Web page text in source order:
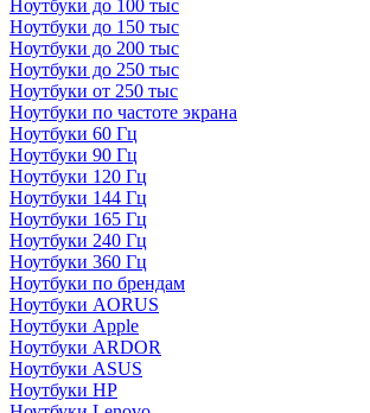
Ноутбуки до 100 тыс
Ноутбуки до 150 тыс
Ноутбуки до 200 тыс
Ноутбуки до 250 тыс
Ноутбуки от 250 тыс
Ноутбуки по частоте экрана
Ноутбуки 60 Гц
Ноутбуки 90 Гц
Ноутбуки 120 Гц
Ноутбуки 144 Гц
Ноутбуки 165 Гц
Ноутбуки 240 Гц
Ноутбуки 360 Гц
Ноутбуки по брендам
Ноутбуки AORUS
Ноутбуки Apple
Ноутбуки ARDOR
Ноутбуки ASUS
Ноутбуки HP